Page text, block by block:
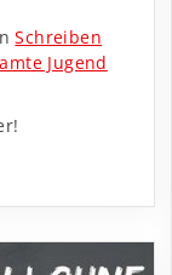
Schreiben
Jugend